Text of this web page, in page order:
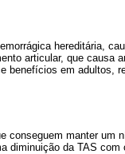
hereditária,
articular, que causa
benefícios em adultos,
conseguem manter
diminuição da TAS com